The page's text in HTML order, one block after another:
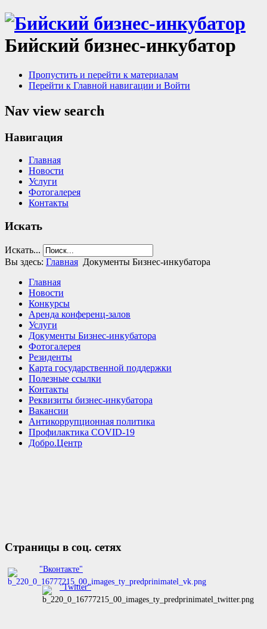
Бийский бизнес-инкубатор
Пропустить и перейти к материалам
Перейти к Главной навигации и Войти
Nav view search
Навигация
Главная
Новости
Услуги
Фотогалерея
Контакты
Искать
Искать...
Вы здесь: Главная Документы Бизнес-инкубатора
Главная
Новости
Конкурсы
Аренда конференц-залов
Услуги
Документы Бизнес-инкубатора
Фотогалерея
Резиденты
Карта государственной поддержки
Полезные ссылки
Контакты
Реквизиты бизнес-инкубатора
Вакансии
Антикоррупционная политика
Профилактика COVID-19
Добро.Центр
Страницы в соц. сетях
"Вконтакте"
"Twitter"